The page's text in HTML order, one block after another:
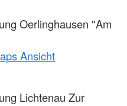
Oerlinghausen "Am
Ansicht
Lichtenau Zur